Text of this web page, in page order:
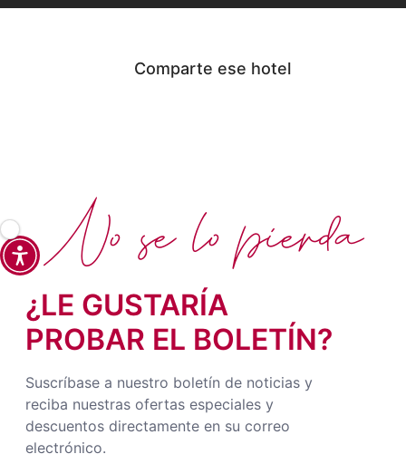
Comparte ese hotel
¿LE GUSTARÍA
PROBAR EL BOLETÍN?
Suscríbase a nuestro boletín de noticias y
reciba nuestras ofertas especiales y
descuentos directamente en su correo
electrónico.
No se lo pierda